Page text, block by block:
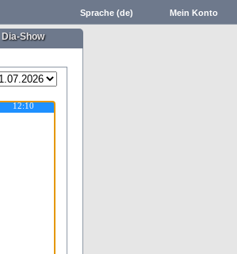
Mein Konto
Sprache (de)
Dia-Show